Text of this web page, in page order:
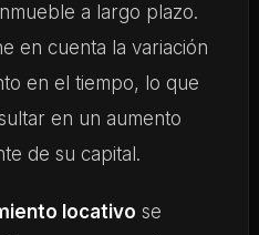
a largo plazo.
en cuenta la variación
en el tiempo, lo que
en un aumento
de su capital.
locativo se